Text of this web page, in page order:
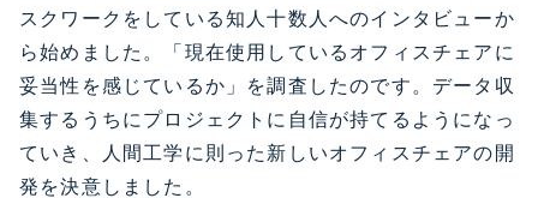
スクワークをしている知人十数人へのインタビューか
ら始めました。「現在使用しているオフィスチェアに
妥当性を感じているか」を調査したのです。データ収
集するうちにプロジェクトに自信が持てるようになっ
ていき、人間工学に則った新しいオフィスチェアの開
発を決意しました。